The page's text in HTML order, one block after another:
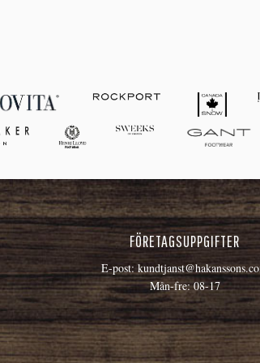
FÖRETAGSUPPGIFTER
E-post:
Mån-fre: 08-17